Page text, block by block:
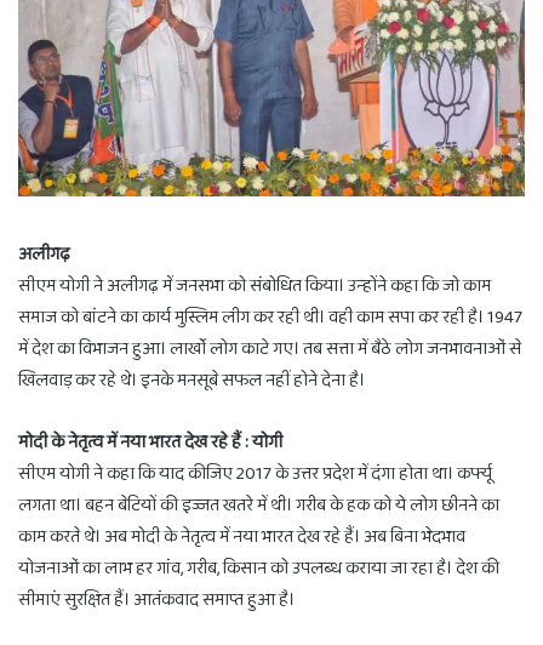
अलीगढ़
सीएम योगी ने अलीगढ़ में जनसभा को संबोधित किया। उन्होंने कहा कि जो काम
समाज को बांटने का कार्य मुस्लिम लीग कर रही थी। वही काम सपा कर रही है। 1947
में देश का विभाजन हुआ। लाखोंं लोग काटे गए। तब सत्ता में बैठे लोग जनभावनाओं से
खिलवाड़ कर रहे थे। इनके मनसूबे सफल नहीं होने देना है।
मोदी के नेतृत्व में नया भारत देख रहे हैं : योगी
सीएम योगी ने कहा कि याद कीजिए 2017 के उत्तर प्रदेश में दंगा होता था। कर्फ्यू
लगता था। बहन बेटियों की इज्जत खतरे में थी। गरीब के हक को ये लोग छीनने का
काम करते थे। अब मोदी के नेतृत्व में नया भारत देख रहे हैं। अब बिना भेदभाव
योजनाओं का लाभ हर गांव, गरीब, किसान को उपलब्ध कराया जा रहा है। देश की
सीमाएं सुरक्षित हैं। आतंकवाद समाप्त हुआ है।